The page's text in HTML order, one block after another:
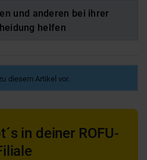
und anderen bei ihrer
helfen
diesem Artikel vor.
in deiner ROFU-